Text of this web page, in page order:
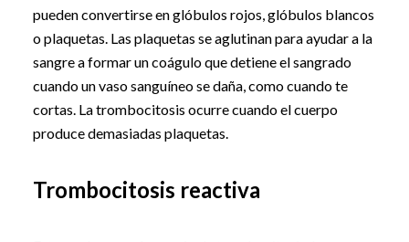
pueden convertirse en glóbulos rojos, glóbulos blancos
o plaquetas. Las plaquetas se aglutinan para ayudar a la
sangre a formar un coágulo que detiene el sangrado
cuando un vaso sanguíneo se daña, como cuando te
cortas. La trombocitosis ocurre cuando el cuerpo
produce demasiadas plaquetas.
Trombocitosis reactiva